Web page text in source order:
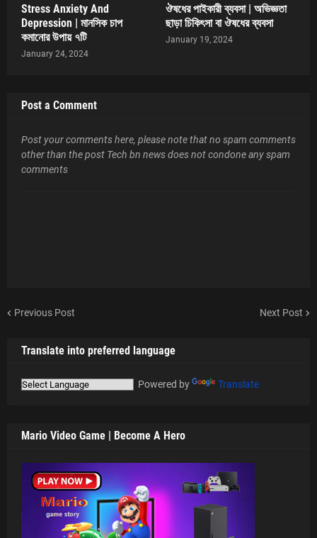
Stress Anxiety And
Depression | মানসিক চাপ
কমানোর উপায় ৭টি
January 24, 2024
ঔষধের পাইকারী ব্যবসা | অভিজ্ঞতা
ছাড়া চিকিৎসা বা ঔষধের ব্যবসা
January 19, 2024
Post a Comment
Post your comments here, please note that no spam comments
other than the post Tech bn news does not condone any spam
comments
Previous Post Next Post
Translate into preferred language
Powered by Translate
Mario Video Game | Become A Hero